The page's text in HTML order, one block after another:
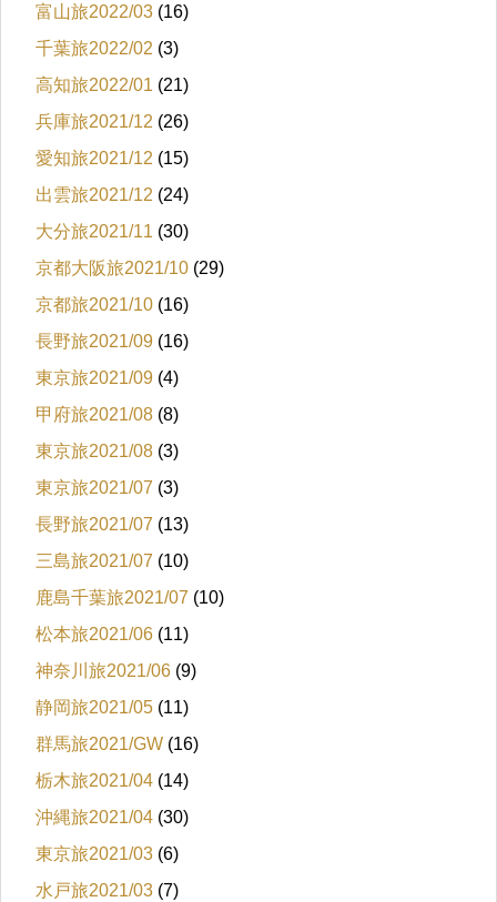
富山旅2022/03 (16)
千葉旅2022/02 (3)
高知旅2022/01 (21)
兵庫旅2021/12 (26)
愛知旅2021/12 (15)
出雲旅2021/12 (24)
大分旅2021/11 (30)
京都大阪旅2021/10 (29)
京都旅2021/10 (16)
長野旅2021/09 (16)
東京旅2021/09 (4)
甲府旅2021/08 (8)
東京旅2021/08 (3)
東京旅2021/07 (3)
長野旅2021/07 (13)
三島旅2021/07 (10)
鹿島千葉旅2021/07 (10)
松本旅2021/06 (11)
神奈川旅2021/06 (9)
静岡旅2021/05 (11)
群馬旅2021/GW (16)
栃木旅2021/04 (14)
沖縄旅2021/04 (30)
東京旅2021/03 (6)
水戸旅2021/03 (7)